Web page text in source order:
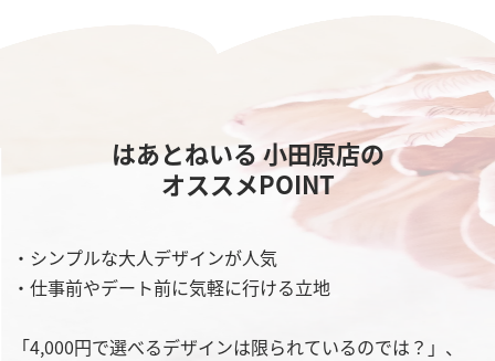
はあとねいる 小田原店の
オススメPOINT
・シンプルな大人デザインが人気
・仕事前やデート前に気軽に行ける立地
「4,000円で選べるデザインは限られているのでは？」、